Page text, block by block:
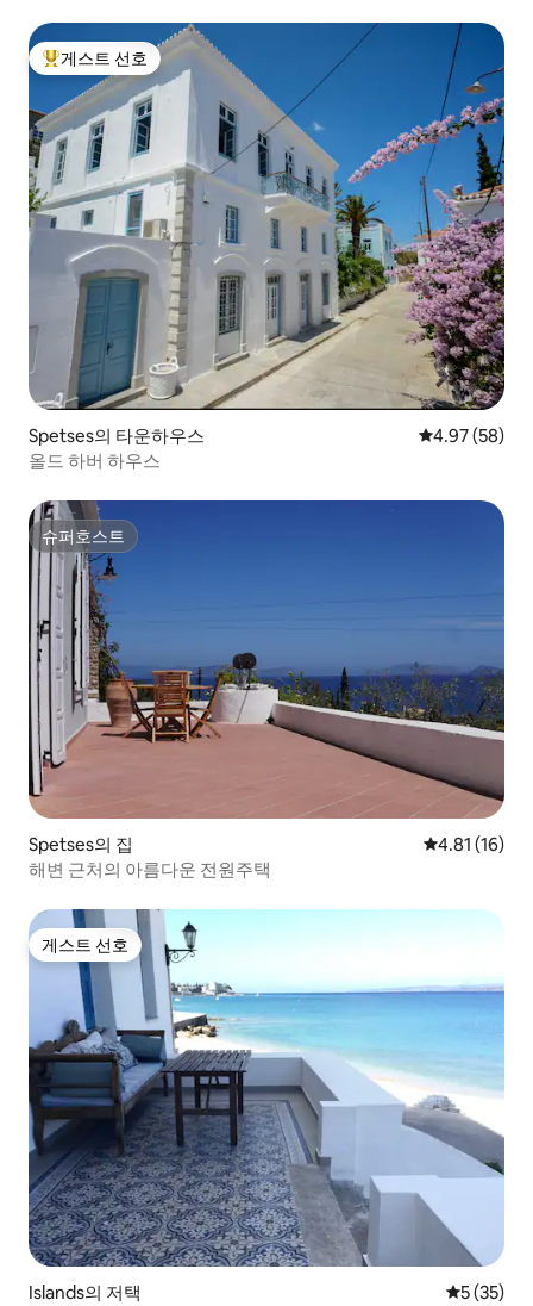
상위 게스트 선호
게스트 선호
Spetses의 타운하우스 평점 4.97점(5
4.97 (58)
올드 하버 하우스
슈퍼호스트
슈퍼호스트
Spetses의 집 평점 4.81점
4.81 (16)
해변 근처의 아름다운 전원주택
게스트 선호
게스트 선호
Islands의 저택 평점 5점
5 (35)